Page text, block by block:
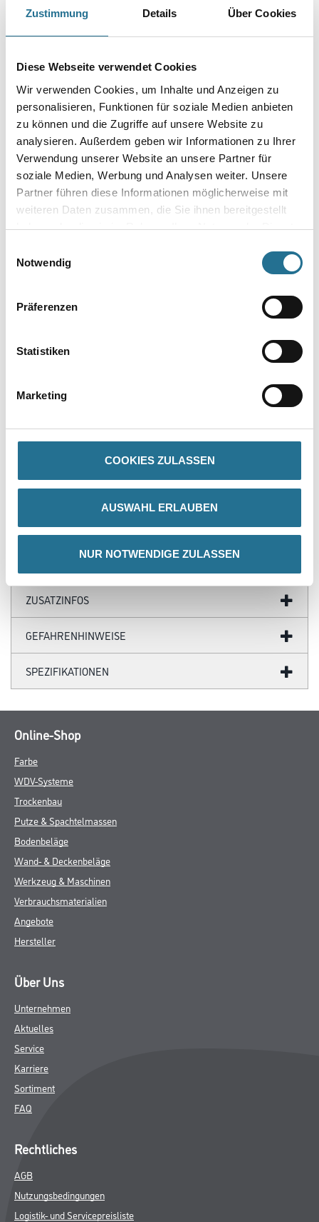
Zustimmung Details Über Cookies
Diese Webseite verwendet Cookies
Wir verwenden Cookies, um Inhalte und Anzeigen zu
personalisieren, Funktionen für soziale Medien anbieten
zu können und die Zugriffe auf unsere Website zu
analysieren. Außerdem geben wir Informationen zu Ihrer
Verwendung unserer Website an unsere Partner für
soziale Medien, Werbung und Analysen weiter. Unsere
Partner führen diese Informationen möglicherweise mit
weiteren Daten zusammen, die Sie ihnen bereitgestellt
haben oder die sie im Rahmen Ihrer Nutzung der Dienste
Notwendig
Präferenzen
Statistiken
Marketing
COOKIES ZULASSEN
AUSWAHL ERLAUBEN
NUR NOTWENDIGE ZULASSEN
Polystyrol-Hartschaum EPS 032 WDV nach DIN EN 13163.
Gebinde
Plattenstärke
Umrechnungsfaktoren
PRODUKTEIGENSCHAFTEN
- Kantenbildung: Stumpf
- Bemessungswert der Wärmeleitfähigkeit λ = 0,032 W/(mK)
- Einfarbig grau
- Brandverhalten E nach DIN EN 13501
- Format 1000 x 500 mm
ZUSATZINFOS
GEFAHRENHINWEISE
SPEZIFIKATIONEN
Online-Shop
Farbe
WDV-Systeme
Trockenbau
Putze & Spachtelmassen
Bodenbeläge
Wand- & Deckenbeläge
Werkzeug & Maschinen
Verbrauchsmaterialien
Angebote
Hersteller
Über Uns
Unternehmen
Aktuelles
Service
Karriere
Sortiment
FAQ
Rechtliches
AGB
Nutzungsbedingungen
Logistik- und Servicepreisliste